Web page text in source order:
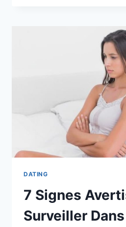
RÈGLES
D’OR
POUR
ÊTRE
SÛRE
DATING
7 Signes
Surveiller